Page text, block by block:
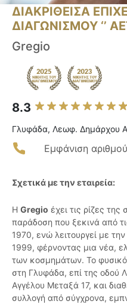
ΔΙΑΚΡΙΘΕΙΣΑ
ΔΙΑΓΩΝΙΣΜΟΥ ‘’
Gregio
8.3
Γλυφάδα, Λεωφ. Δημάρχου
Εμφάνιση
Σχετικά με την εταιρεία:
Η Gregio έχει τις ρίζες της
παράδοση που ξεκινά από
1970, ενώ λειτουργεί με
1999, φέρνοντας μια νέα,
των κοσμημάτων. Το
στη Γλυφάδα, επί της οδού
Αγγέλου Μεταξά 17, και
συλλογή από σύγχρονα,